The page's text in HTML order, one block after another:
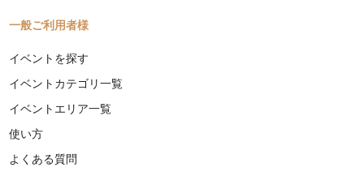
一般ご利用者様
イベントを探す
イベントカテゴリ一覧
イベントエリア一覧
使い方
よくある質問